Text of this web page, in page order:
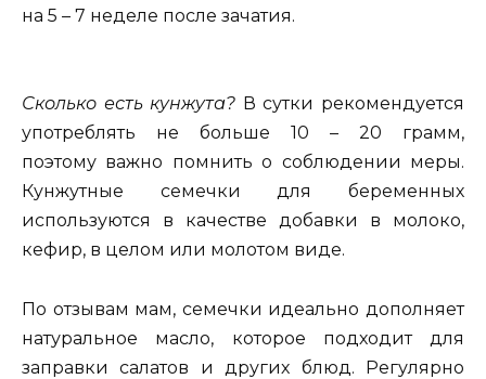
на 5 – 7 неделе после зачатия.
Сколько есть кунжута? В сутки рекомендуется
употреблять не больше 10 – 20 грамм,
поэтому важно помнить о соблюдении меры.
Кунжутные семечки для беременных
используются в качестве добавки в молоко,
кефир, в целом или молотом виде.
По отзывам мам, семечки идеально дополняет
натуральное масло, которое подходит для
заправки салатов и других блюд. Регулярно